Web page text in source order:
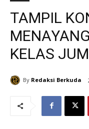
TAMPIL
KELAS
By Redaksi Berkuda